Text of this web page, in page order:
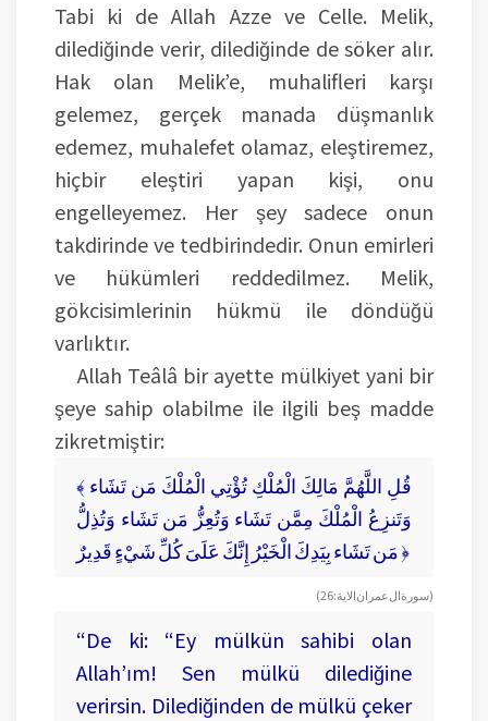
Tabi ki de Allah Azze ve Celle. Melik,
dilediğinde verir, dilediğinde de söker alır.
Hak olan Melik’e, muhalifleri karşı
gelemez, gerçek manada düşmanlık
edemez, muhalefet olamaz, eleştiremez,
hiçbir eleştiri yapan kişi, onu
engelleyemez. Her şey sadece onun
takdirinde ve tedbirindedir. Onun emirleri
ve hükümleri reddedilmez. Melik,
gökcisimlerinin hükmü ile döndüğü
varlıktır.
Allah Teâlâ bir ayette mülkiyet yani bir
şeye sahip olabilme ile ilgili beş madde
zikretmiştir:
﴾ قُلِ اللَّهُمَّ مَالِكَ الْمُلْكِ تُؤْتِي الْمُلْكَ مَن تَشَاء
وَتَنزِعُ الْمُلْكَ مِمَّن تَشَاء وَتُعِزُّ مَن تَشَاء وَتُذِلُّ
مَن تَشَاء بِيَدِكَ الْخَيْرُ إِنَّكَ عَلَىَ كُلِّ شَيْءٍ قَدِيرٌ ﴿
(سورة ال عمران الاية: 26)
“De ki: “Ey mülkün sahibi olan
Allah’ım! Sen mülkü dilediğine
verirsin. Dilediğinden de mülkü çeker